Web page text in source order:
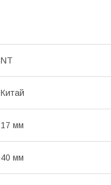
NT
Китай
17 мм
40 мм